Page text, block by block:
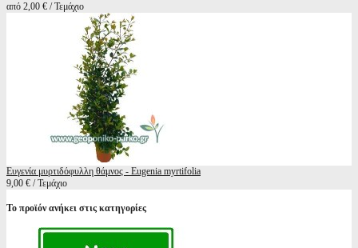
από 2,00 € / Τεμάχιο
Ευγενία μυρτιδόφυλλη θάμνος - Eugenia myrtifolia
9,00 € / Τεμάχιο
Το προϊόν ανήκει στις κατηγορίες